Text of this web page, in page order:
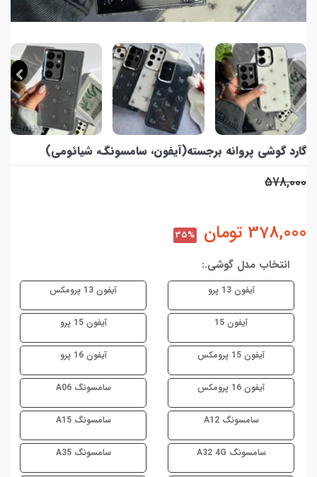
گارد گوشی پروانه برجسته(آیفون، سامسونگ، شیائومی)
578,000
378,000 تومان 35%
انتخاب مدل گوشی.:
آیفون 13 پرو آیفون 13 پرومکس
آیفون 15 آیفون 15 پرو
آیفون 15 پرومکس آیفون 16 پرو
آیفون 16 پرومکس سامسونگ A06
سامسونگ A12 سامسونگ A15
سامسونگ A32 4G سامسونگ A35